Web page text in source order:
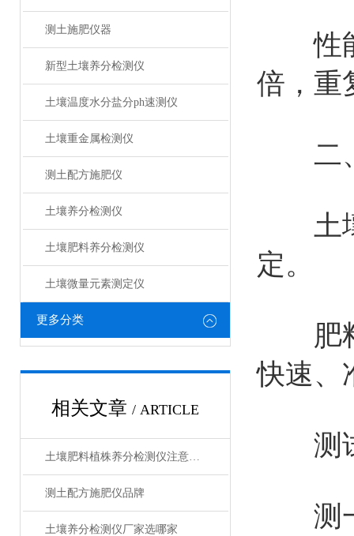
测土施肥仪器
新型土壤养分检测仪
土壤温度水分盐分ph速测仪
土壤重金属检测仪
测土配方施肥仪
土壤养分检测仪
土壤肥料养分检测仪​
土壤微量元素测定仪
更多分类
相关文章 / ARTICLE
土壤肥料植株养分检测仪注意事项
测土配方施肥仪品牌
土壤养分检测仪厂家选哪家
性能
倍，重
二、
土壤
定。
肥料
快速、
测试
测一